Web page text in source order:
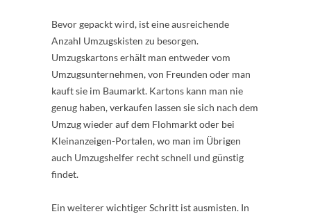
Bevor gepackt wird, ist eine ausreichende
Anzahl Umzugskisten zu besorgen.
Umzugskartons erhält man entweder vom
Umzugsunternehmen, von Freunden oder man
kauft sie im Baumarkt. Kartons kann man nie
genug haben, verkaufen lassen sie sich nach dem
Umzug wieder auf dem Flohmarkt oder bei
Kleinanzeigen-Portalen, wo man im Übrigen
auch Umzugshelfer recht schnell und günstig
findet.
Ein weiterer wichtiger Schritt ist ausmisten. In